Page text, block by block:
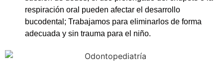
respiración oral pueden afectar el desarrollo
bucodental; Trabajamos para eliminarlos de forma
adecuada y sin trauma para el niño.